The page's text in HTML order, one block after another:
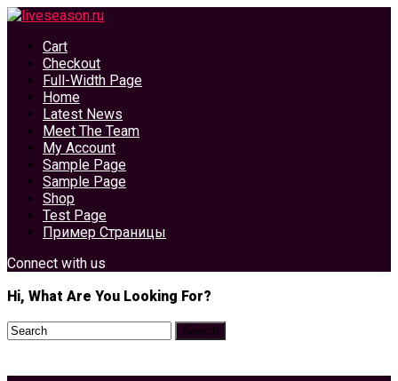
Cart
Checkout
Full-Width Page
Home
Latest News
Meet The Team
My Account
Sample Page
Sample Page
Shop
Test Page
Пример Страницы
Connect with us
Hi, What Are You Looking For?